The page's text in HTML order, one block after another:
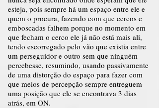
esteja, pois sempre há um espaço entre ele e
quem o procura, fazendo com que cercos e
emboscadas falhem porque no momento em
que fecham o cerco ele já não está mais ali,
tendo escorregado pelo vão que existia entre
um perseguidor e outro sem que ninguém
percebesse, resumindo, usando passivamente
de uma distorção do espaço para fazer com
que meios de percepção sempre entreguem
uma posição que ele se encontrava 3 dias
atrás, em ON.